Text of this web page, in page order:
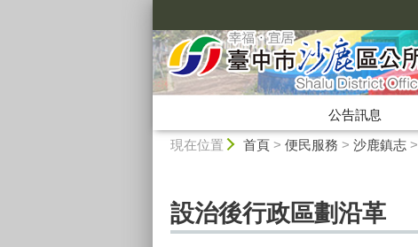
公告訊息
現在位置 首頁> 便民服務 > 沙鹿鎮志>
設治後行政區劃沿革